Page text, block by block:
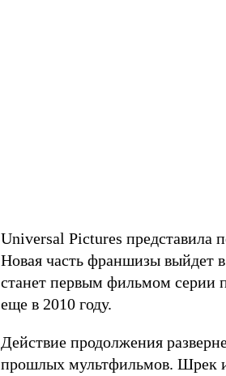
Universal Pictures представила
Новая часть франшизы выйдет
станет первым фильмом серии
еще в 2010 году.
Действие продолжения
прошлых мультфильмов. Шрек